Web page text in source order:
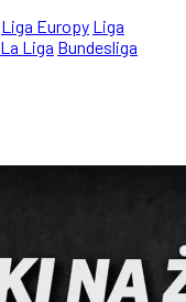
Liga Europy Liga
La Liga Bundesliga